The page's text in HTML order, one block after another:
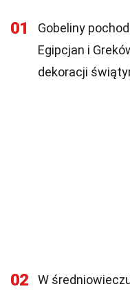
01
Gobeliny
Egipcjan i
dekoracji
02
W